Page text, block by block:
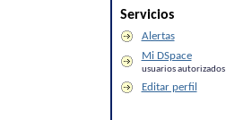
Servicios
Alertas
Mi DSpace
usuarios autorizados
Editar perfil